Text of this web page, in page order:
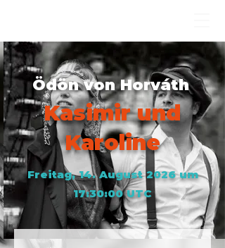
Ödön von Horváth
Kasimir und
Karoline
Freitag, 14. August 2026 um
17:30:00 UTC